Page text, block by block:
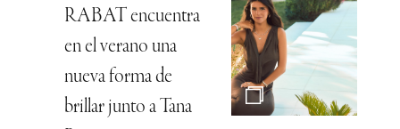
RABAT encuentra
en el verano una
nueva forma de
brillar junto a Tana